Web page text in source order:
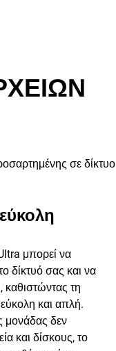
σε δίκτυο
μπορεί να
δίκτυό σας και να
καθιστώντας τη
και απλή.
μονάδας δεν
και δίσκους, το